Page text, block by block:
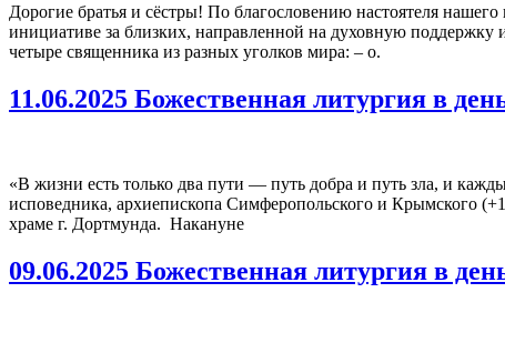
Дорогие братья и сёстры! По благословению настоятеля
инициативе за близких, направленной на духовную
четыре священника из разных уголков мира: – о.
11.06.2025 Божественная литургия в
«В жизни есть только два пути — путь добра и путь зла, и
исповедника, архиепископа Симферопольского и Крымского
храме г. Дортмунда. Накануне
09.06.2025 Божественная литургия в